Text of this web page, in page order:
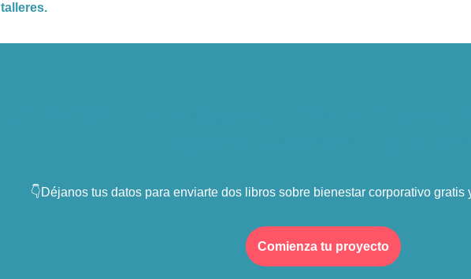
talleres.
👇Déjanos tus datos para enviarte dos libros sobre bienestar corporativo gratis
Comienza tu proyecto